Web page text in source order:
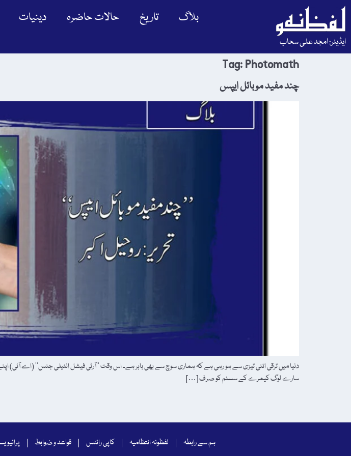
ایڈیٹر: امجد علی سحاب
بلاگ تاریخ حالات حاضرہ دینیات
Tag:Photomath
چند مفید موبائل ایپس
دنیا میں ترقی اتنی تیزی سے ہو رہی ہے کہ ہماری سوچ سے بھی باہر ہے۔ اس وقت ’’آرٹی فیشل انٹیلی جنس‘‘ (اے آئی)
سارے لوگ کیمرے کے سسٹم کو صرف […]
ہم سے رابطہ لفظونہ انتظامیہ کاپی رائٹس قواعد و ضوابط